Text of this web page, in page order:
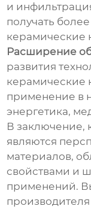
и
получать
керамические
Расширение
развития
керамические
применение в
энергетика,
В заключение,
являются
материалов,
свойствами и
применений.